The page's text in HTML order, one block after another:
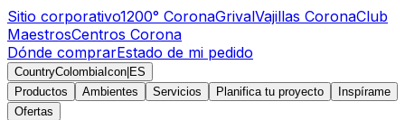
Sitio corporativo1200° CoronaGrivalVajillas CoronaClub
MaestrosCentros Corona
Dónde comprarEstado de mi pedido
CountryColombiaIcon ES
Productos
Ambientes Servicios Planifica tu proyecto
Inspírame
Ofertas